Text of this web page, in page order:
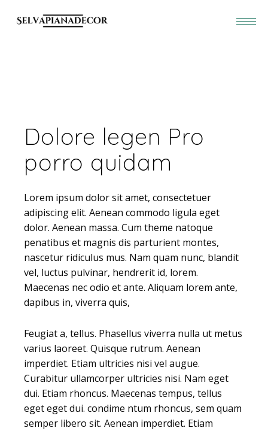
Dolore legen Pro
porro quidam
Lorem ipsum dolor sit amet, consectetuer
adipiscing elit. Aenean commodo ligula eget
dolor. Aenean massa. Cum theme natoque
penatibus et magnis dis parturient montes,
nascetur ridiculus mus. Nam quam nunc, blandit
vel, luctus pulvinar, hendrerit id, lorem.
Maecenas nec odio et ante. Aliquam lorem ante,
dapibus in, viverra quis,
Feugiat a, tellus. Phasellus viverra nulla ut metus
varius laoreet. Quisque rutrum. Aenean
imperdiet. Etiam ultricies nisi vel augue.
Curabitur ullamcorper ultricies nisi. Nam eget
dui. Etiam rhoncus. Maecenas tempus, tellus
eget eget dui. condime ntum rhoncus, sem quam
semper libero sit. Aenean imperdiet. Etiam